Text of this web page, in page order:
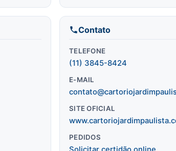
Contato
TELEFONE
(11) 3845-8424
E-MAIL
SITE OFICIAL
PEDIDOS